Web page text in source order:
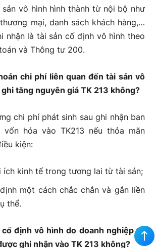
sản vô hình hình thành từ nội bộ như
mại, danh sách khách hàng,…
nhận là tài sản cố định vô hình theo
và Thông tư 200.
chi phí liên quan đến tài sản vô
tăng nguyên giá TK 213 không?
chi phí phát sinh sau ghi nhận ban
hóa vào TK213 nếu thỏa mãn
kiện:
ích kinh tế trong tương lai từ tài sản;
một cách chắc chắn và gắn liền
thể.
định vô hình do doanh nghiệp tự
ghi nhận vào TK 213 không?